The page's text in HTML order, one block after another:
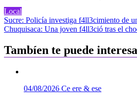
Local
Navegación
de
entradas
Sucre: Policía investiga f4ll3cimiento de
Chuquisaca: Una joven f4ll3ció tras el
Tambíen te puede
04/08/2026 Ce ere & ese